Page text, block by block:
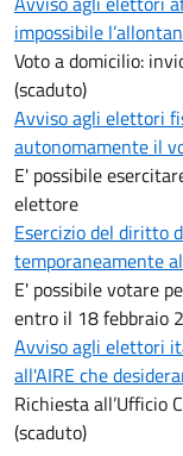
impossibile
Voto a domicilio:
(scaduto)
Avviso agli elettori
autonomamente il
E' possibile
elettore
Esercizio del diritto
temporaneamente
E' possibile votare
entro il 18 febbraio
Avviso agli elettori
all'AIRE che
Richiesta all’Ufficio
(scaduto)